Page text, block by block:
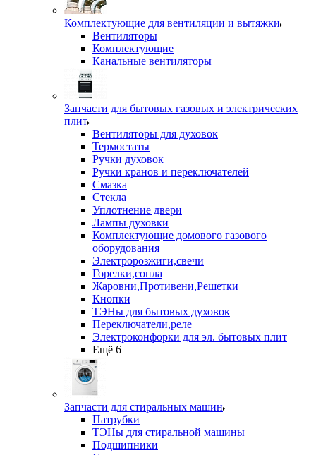
Комплектующие для вентиляции и вытяжки
Вентиляторы
Комплектующие
Канальные вентиляторы
Запчасти для бытовых газовых и электрических
плит
Вентиляторы для духовок
Термостаты
Ручки духовок
Ручки кранов и переключателей
Смазка
Стекла
Уплотнение двери
Лампы духовки
Комплектующие домового газового
оборудования
Электророзжиги,свечи
Горелки,сопла
Жаровни,Противени,Решетки
Кнопки
ТЭНы для бытовых духовок
Переключатели,реле
Электроконфорки для эл. бытовых плит
Ещё 6
Запчасти для стиральных машин
Патрубки
ТЭНы для стиральной машины
Подшипники